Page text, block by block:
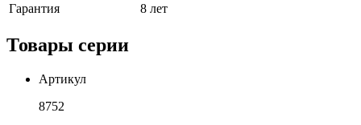
Гарантия
8 лет
Товары серии
Артикул
8752